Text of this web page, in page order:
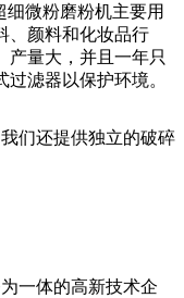
细微粉磨粉机主要用
、颜料和化妆品行
产量大，并且一年只
滤器以保护环境。
们还提供独立的破碎
一体的高新技术企